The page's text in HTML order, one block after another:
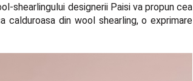
shearlingului designerii Paisi va propun cea
din wool shearling, o exprimare